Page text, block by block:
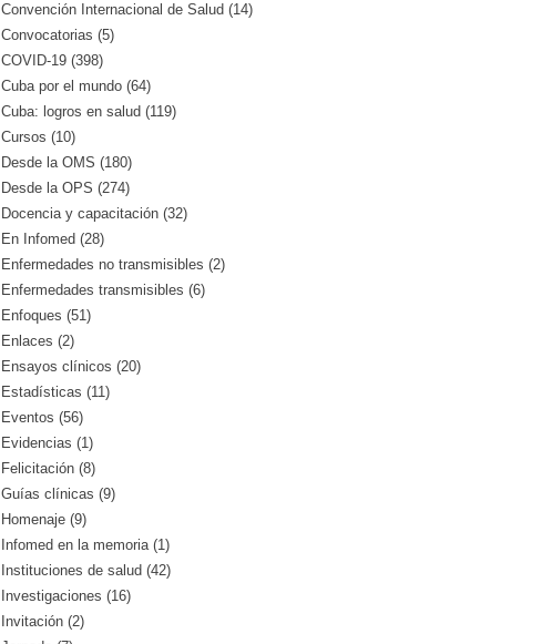
Convención Internacional de Salud (14)
Convocatorias (5)
COVID-19 (398)
Cuba por el mundo (64)
Cuba: logros en salud (119)
Cursos (10)
Desde la OMS (180)
Desde la OPS (274)
Docencia y capacitación (32)
En Infomed (28)
Enfermedades no transmisibles (2)
Enfermedades transmisibles (6)
Enfoques (51)
Enlaces (2)
Ensayos clínicos (20)
Estadísticas (11)
Eventos (56)
Evidencias (1)
Felicitación (8)
Guías clínicas (9)
Homenaje (9)
Infomed en la memoria (1)
Instituciones de salud (42)
Investigaciones (16)
Invitación (2)